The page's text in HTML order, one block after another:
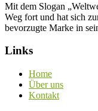
Mit dem Slogan
Weg fort und hat sich
bevorzugte Marke in
Links
Home
Über uns
Kontakt